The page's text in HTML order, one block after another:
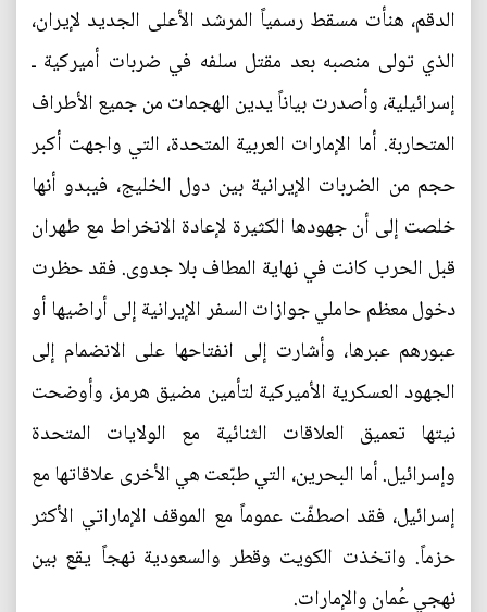
الدقم، هنأت مسقط رسمياً المرشد الأعلى الجديد لإيران،
الذي تولى منصبه بعد مقتل سلفه في ضربات أميركية ـ
إسرائيلية، وأصدرت بياناً يدين الهجمات من جميع الأطراف
المتحاربة. أما الإمارات العربية المتحدة، التي واجهت أكبر
حجم من الضربات الإيرانية بين دول الخليج، فيبدو أنها
خلصت إلى أن جهودها الكثيرة لإعادة الانخراط مع طهران
قبل الحرب كانت في نهاية المطاف بلا جدوى. فقد حظرت
دخول معظم حاملي جوازات السفر الإيرانية إلى أراضيها أو
عبورهم عبرها، وأشارت إلى انفتاحها على الانضمام إلى
الجهود العسكرية الأميركية لتأمين مضيق هرمز، وأوضحت
نيتها تعميق العلاقات الثنائية مع الولايات المتحدة
وإسرائيل. أما البحرين، التي طبّعت هي الأخرى علاقاتها مع
إسرائيل، فقد اصطفّت عموماً مع الموقف الإماراتي الأكثر
حزماً. واتخذت الكويت وقطر والسعودية نهجاً يقع بين
نهجي عُمان والإمارات.